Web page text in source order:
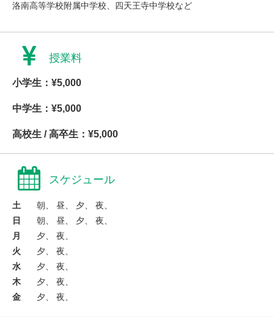
洛南高等学校附属中学校、四天王寺中学校など
授業料
小学生：¥5,000
中学生：¥5,000
高校生 / 高卒生：¥5,000
スケジュール
土
朝、 昼、 夕、 夜、
日
朝、 昼、 夕、 夜、
月
夕、 夜、
火
夕、 夜、
水
夕、 夜、
木
夕、 夜、
金
夕、 夜、